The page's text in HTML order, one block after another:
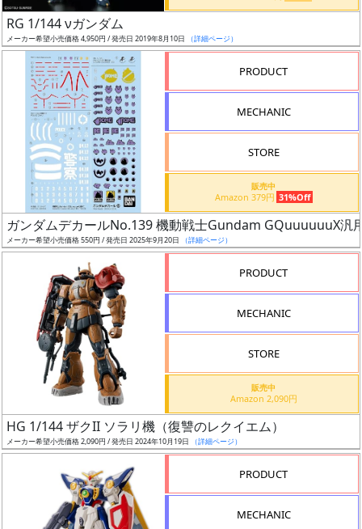
日
発
売
Web
プッ
シュ
通知
対象
ギ
ャ
ラ
定
予
RG 1/144 νガンダム
メーカー希望小売価格 4,950円 / 発売日 2019年8月10日 （詳細ページ）
PRODUCT
MECHANIC
STORE
販売中
Amazon 379円 31%Off
ガンダムデカールNo.139 機動戦士Gundam GQuuuuuuX汎
メーカー希望小売価格 550円 / 発売日 2025年9月20日 （詳細ページ）
PRODUCT
MECHANIC
STORE
販売中
Amazon 2,090円
HG 1/144 ザクII ソラリ機（復讐のレクイエム）
メーカー希望小売価格 2,090円 / 発売日 2024年10月19日 （詳細ページ）
PRODUCT
MECHANIC